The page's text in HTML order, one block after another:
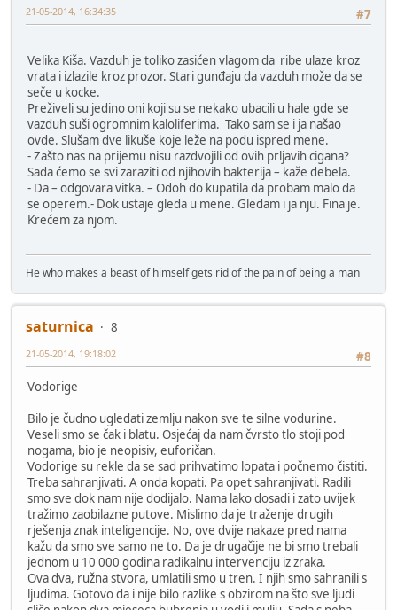
#7
21-05-2014, 16:34:35
Velika Kiša. Vazduh je toliko zasićen vlagom da ribe ulaze kroz
vrata i izlazile kroz prozor. Stari gunđaju da vazduh može da se
seče u kocke.
Preživeli su jedino oni koji su se nekako ubacili u hale gde se
vazduh suši ogromnim kaloliferima. Tako sam se i ja našao
ovde. Slušam dve likuše koje leže na podu ispred mene.
- Zašto nas na prijemu nisu razdvojili od ovih prljavih cigana?
Sada ćemo se svi zaraziti od njihovih bakterija – kaže debela.
- Da – odgovara vitka. – Odoh do kupatila da probam malo da
se operem.- Dok ustaje gleda u mene. Gledam i ja nju. Fina je.
Krećem za njom.
He who makes a beast of himself gets rid of the pain of being a man
saturnica
8
#8
21-05-2014, 19:18:02
Vodorige
Bilo je čudno ugledati zemlju nakon sve te silne vodurine.
Veseli smo se čak i blatu. Osjećaj da nam čvrsto tlo stoji pod
nogama, bio je neopisiv, euforičan.
Vodorige su rekle da se sad prihvatimo lopata i počnemo čistiti.
Treba sahranjivati. A onda kopati. Pa opet sahranjivati. Radili
smo sve dok nam nije dodijalo. Nama lako dosadi i zato uvijek
tražimo zaobilazne putove. Mislimo da je traženje drugih
rješenja znak inteligencije. No, ove dvije nakaze pred nama
kažu da smo sve samo ne to. Da je drugačije ne bi smo trebali
jednom u 10 000 godina radikalnu intervenciju iz zraka.
Ova dva, ružna stvora, umlatili smo u tren. I njih smo sahranili s
ljudima. Gotovo da i nije bilo razlike s obzirom na što sve ljudi